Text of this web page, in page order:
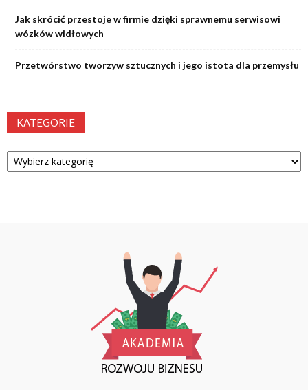
Jak skrócić przestoje w firmie dzięki sprawnemu serwisowi
wózków widłowych
Przetwórstwo tworzyw sztucznych i jego istota dla przemysłu
KATEGORIE
Kategorie